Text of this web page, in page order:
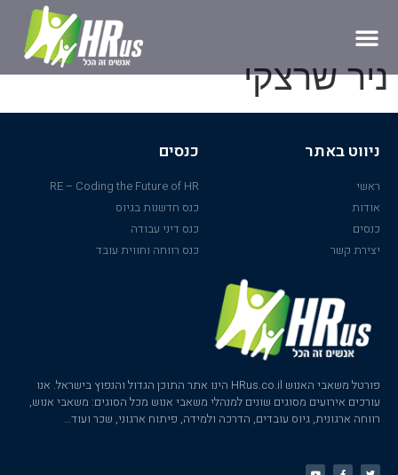
ניר שרצקי
ניווט באתר
ראשי
אודות
כנסים
יצירת קשר
כנסים
RE – Coding the Future of HR
כנס חדשנות בגיוס
כנס דיני עבודה
כנס רווחה וחווית עובד
פורטל משאבי האנוש HRus.co.il הינו אתר התוכן הגדול והנפוץ בישראל. אנו
עורכים אירועים מסוגים שונים למנהלי משאבי אנוש מכל הסוגים: משאבי אנוש,
רווחה ארגונית, גיוס עובדים, הדרכה ולמידה, פיתוח ארגוני, שכר ועוד…